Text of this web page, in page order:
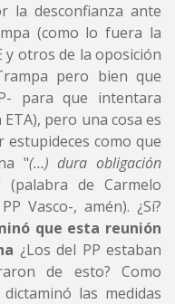
la desconfianza ante
(como lo fuera la
y otros de la oposición
pero bien que
para que intentara
pero una cosa es
como que
"(…) dura obligación
(palabra de Carmelo
Vasco-, amén). ¿Sí?
que esta reunión
¿Los del PP estaban
de esto? Como
las medidas